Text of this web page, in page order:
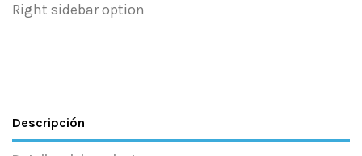
Right sidebar option
Descripción